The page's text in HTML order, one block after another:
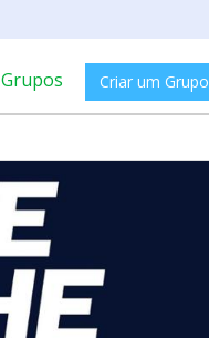
Grupos Criar um Grupo